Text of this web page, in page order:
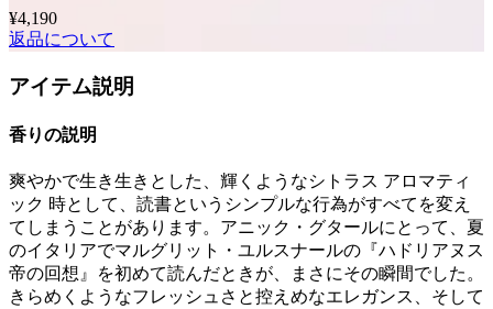
¥4,190
返品について
アイテム説明
香りの説明
爽やかで生き生きとした、輝くようなシトラス アロマティ
ック 時として、読書というシンプルな行為がすべてを変え
てしまうことがあります。アニック・グタールにとって、夏
のイタリアでマルグリット・ユルスナールの『ハドリアヌス
帝の回想』を初めて読んだときが、まさにその瞬間でした。
きらめくようなフレッシュさと控えめなエレガンス、そして